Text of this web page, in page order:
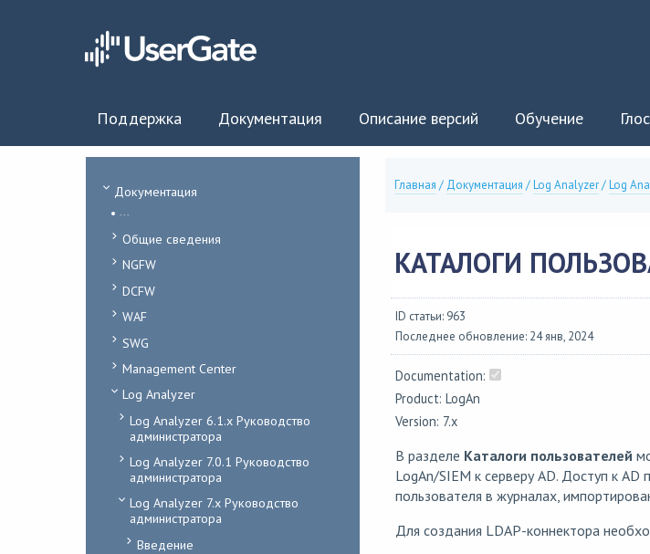
Поддержка Документация Описание версий Обучение
Документация
...
Общие сведения
NGFW
DCFW
WAF
SWG
Management Center
Log Analyzer
Log Analyzer 6.1.x Руководство
администратора
Log Analyzer 7.0.1 Руководство
администратора
Log Analyzer 7.x Руководство
администратора
Введение
Главная / Документация /Log Analyzer/Log
КАТАЛОГИ
ID статьи: 963
Последнее обновление: 24 янв, 2024
Documentation:
Product: LogAn
Version: 7.x
В разделе Каталоги пользователей
LogAn/SIEM к серверу AD. Доступ к
пользователя в журналах,
Для создания LDAP-коннектора